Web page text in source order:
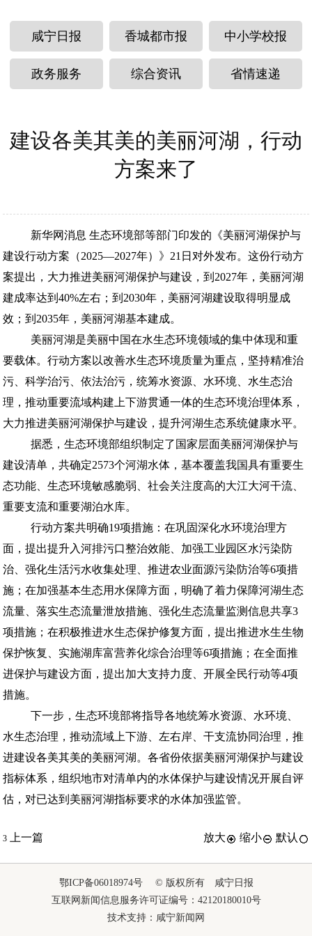
咸宁日报 香城都市报 中小学校报
政务服务 综合资讯 省情速递
建设各美其美的美丽河湖，行动
方案来了
新华网消息 生态环境部等部门印发的《美丽河湖保护与
建设行动方案（2025—2027年）》21日对外发布。这份行动方
案提出，大力推进美丽河湖保护与建设，到2027年，美丽河湖
建成率达到40%左右；到2030年，美丽河湖建设取得明显成
效；到2035年，美丽河湖基本建成。
美丽河湖是美丽中国在水生态环境领域的集中体现和重
要载体。行动方案以改善水生态环境质量为重点，坚持精准治
污、科学治污、依法治污，统筹水资源、水环境、水生态治
理，推动重要流域构建上下游贯通一体的生态环境治理体系，
大力推进美丽河湖保护与建设，提升河湖生态系统健康水平。
据悉，生态环境部组织制定了国家层面美丽河湖保护与
建设清单，共确定2573个河湖水体，基本覆盖我国具有重要生
态功能、生态环境敏感脆弱、社会关注度高的大江大河干流、
重要支流和重要湖泊水库。
行动方案共明确19项措施：在巩固深化水环境治理方
面，提出提升入河排污口整治效能、加强工业园区水污染防
治、强化生活污水收集处理、推进农业面源污染防治等6项措
施；在加强基本生态用水保障方面，明确了着力保障河湖生态
流量、落实生态流量泄放措施、强化生态流量监测信息共享3
项措施；在积极推进水生态保护修复方面，提出推进水生生物
保护恢复、实施湖库富营养化综合治理等6项措施；在全面推
进保护与建设方面，提出加大支持力度、开展全民行动等4项
措施。
下一步，生态环境部将指导各地统筹水资源、水环境、
水生态治理，推动流域上下游、左右岸、干支流协同治理，推
进建设各美其美的美丽河湖。各省份依据美丽河湖保护与建设
指标体系，组织地市对清单内的水体保护与建设情况开展自评
估，对已达到美丽河湖指标要求的水体加强监管。
3 上一篇 放大 缩小 默认
鄂ICP备06018974号 © 版权所有 咸宁日报
互联网新闻信息服务许可证编号：42120180010号
技术支持：咸宁新闻网